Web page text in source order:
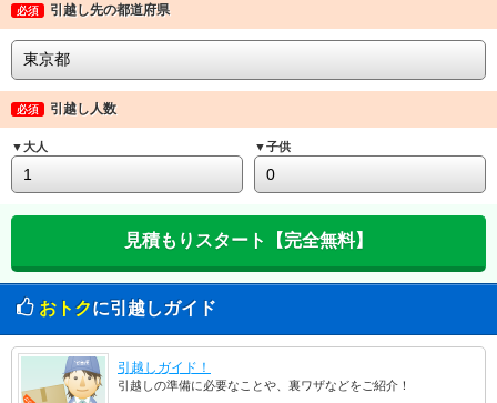
必須 引越し先の都道府県
必須 引越し人数
▼大人 ▼子供
おトクに引越しガイド
引越しガイド！
引越しの準備に必要なことや、裏ワザなどをご紹介！